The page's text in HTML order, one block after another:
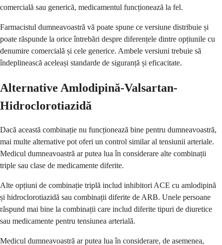
comercială sau generică, medicamentul funcționează la fel.
Farmacistul dumneavoastră vă poate spune ce versiune distribuie și
poate răspunde la orice întrebări despre diferențele dintre opțiunile cu
denumire comercială și cele generice. Ambele versiuni trebuie să
îndeplinească aceleași standarde de siguranță și eficacitate.
Alternative Amlodipină-Valsartan-
Hidroclorotiazidă
Dacă această combinație nu funcționează bine pentru dumneavoastră,
mai multe alternative pot oferi un control similar al tensiunii arteriale.
Medicul dumneavoastră ar putea lua în considerare alte combinații
triple sau clase de medicamente diferite.
Alte opțiuni de combinație triplă includ inhibitori ACE cu amlodipină
și hidroclorotiazidă sau combinații diferite de ARB. Unele persoane
răspund mai bine la combinații care includ diferite tipuri de diuretice
sau medicamente pentru tensiunea arterială.
Medicul dumneavoastră ar putea lua în considerare, de asemenea,